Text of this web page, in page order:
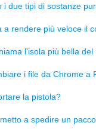
i due tipi di sostanze
a rendere più veloce il
l'isola più bella del
i file da Chrome a
la pistola?
a spedire un